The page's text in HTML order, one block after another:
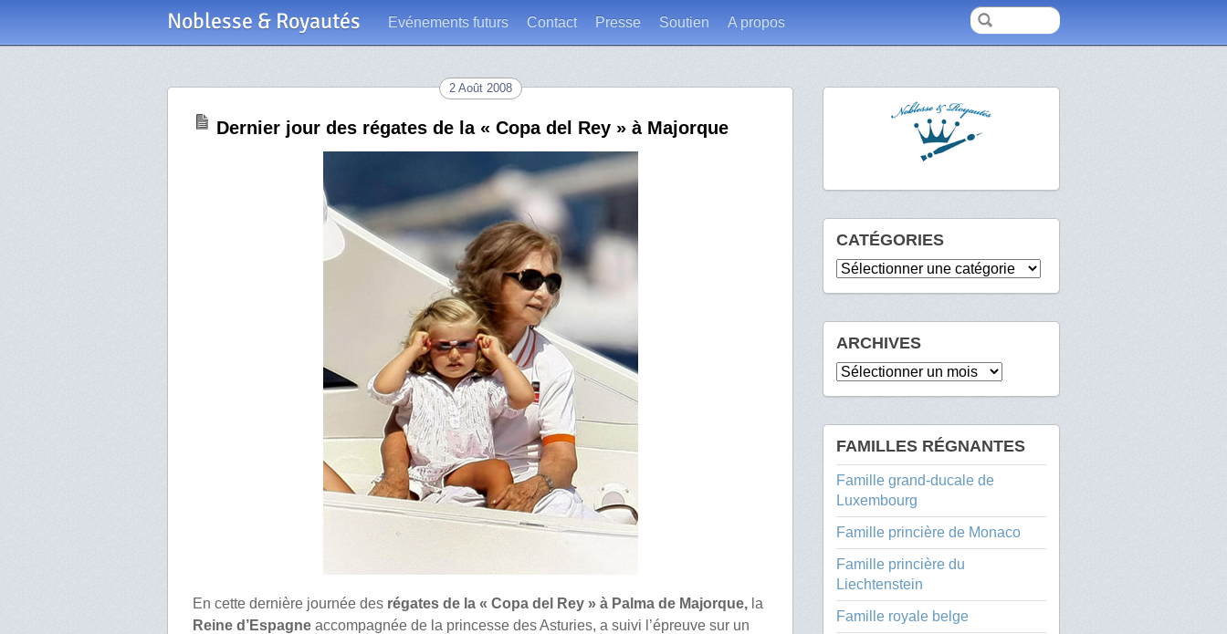
Noblesse & Royautés Evénements futurs Contact Presse Soutien A propos
2 Août 2008
Dernier jour des régates de la « Copa del Rey » à Majorque
En cette dernière journée des régates de la « Copa del Rey » à Palma de Majorque, la
Reine d’Espagne accompagnée de la princesse des Asturies, a suivi l’épreuve sur un
CATÉGORIES
Catégories
ARCHIVES
Archives
FAMILLES RÉGNANTES
Famille grand-ducale de
Luxembourg
Famille princière de Monaco
Famille princière du
Liechtenstein
Famille royale belge